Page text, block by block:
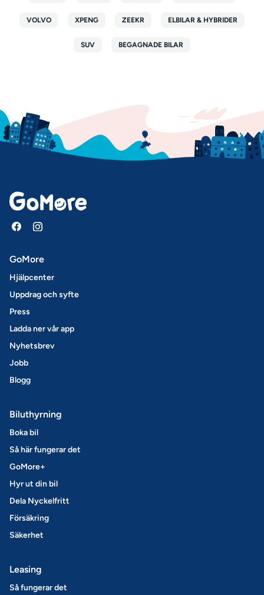
VOLVO XPENG ZEEKR ELBILAR & HYBRIDER
SUV BEGAGNADE BILAR
GoMore
Hjälpcenter
Uppdrag och syfte
Press
Ladda ner vår app
Nyhetsbrev
Jobb
Blogg
Biluthyrning
Boka bil
Så här fungerar det
GoMore+
Hyr ut din bil
Dela Nyckelfritt
Försäkring
Säkerhet
Leasing
Så fungerar det